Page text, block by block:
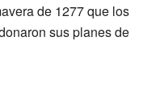
de 1277 que los
sus planes de